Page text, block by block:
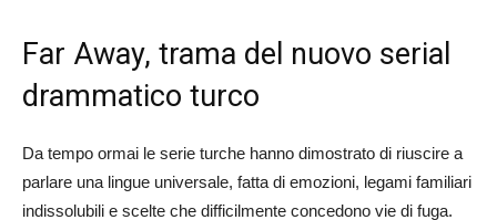
Far Away, trama del nuovo serial
drammatico turco
Da tempo ormai le serie turche hanno dimostrato di riuscire a
parlare una lingue universale, fatta di emozioni, legami familiari
indissolubili e scelte che difficilmente concedono vie di fuga.